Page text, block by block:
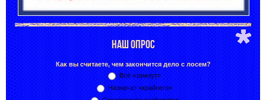
НАШ ОПРОС
Как вы считаете, чем закончится дело с лосем?
Всё «замнут»
Назначат «крайнего»